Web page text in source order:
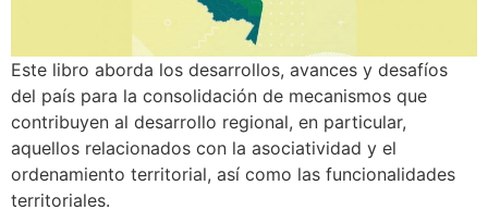
Este libro aborda los desarrollos, avances y desafíos
del país para la consolidación de mecanismos que
contribuyen al desarrollo regional, en particular,
aquellos relacionados con la asociatividad y el
ordenamiento territorial, así como las funcionalidades
territoriales.